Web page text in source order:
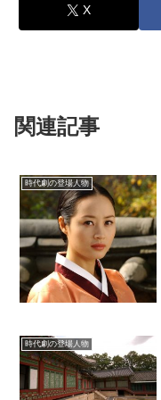
X
関連記事
時代劇の登場人物
時代劇の登場人物